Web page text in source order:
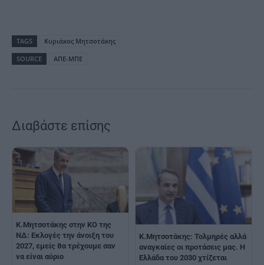
TAGS
Κυριάκος Μητσοτάκης
SOURCE
ΑΠΕ-ΜΠΕ
Διαβάστε επίσης
K.Μητσοτάκης στην ΚΟ της
ΝΔ: Εκλογές την άνοιξη του
2027, εμείς θα τρέχουμε σαν
να είναι αύριο
Κ.Μητσοτάκης: Τολμηρές αλλά
αναγκαίες οι προτάσεις μας. Η
Ελλάδα του 2030 χτίζεται